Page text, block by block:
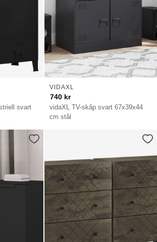
svart
vidaXL TV-skåp svart 67x39x44
cm stål
VIDAXL
740 kr